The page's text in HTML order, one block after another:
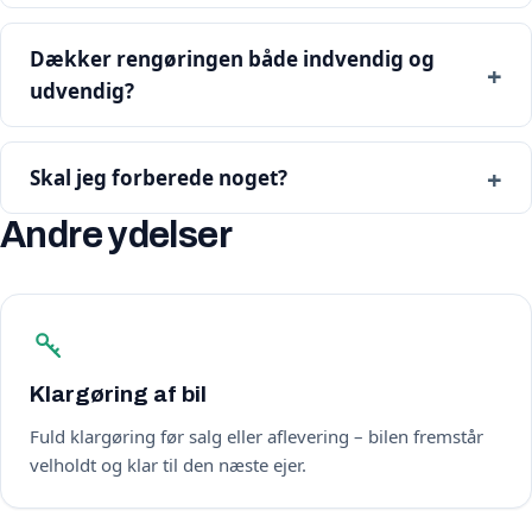
Dækker rengøringen både indvendig og
udvendig?
Skal jeg forberede noget?
Andre ydelser
Klargøring af bil
Fuld klargøring før salg eller aflevering – bilen fremstår
velholdt og klar til den næste ejer.